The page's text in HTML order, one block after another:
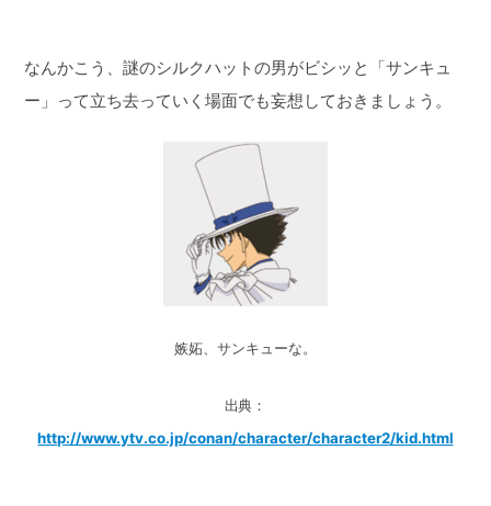
なんかこう、謎のシルクハットの男がビシッと「サンキュ
ー」って立ち去っていく場面でも妄想しておきましょう。
嫉妬、サンキューな。
出典：
http://www.ytv.co.jp/conan/character/character2/kid.html